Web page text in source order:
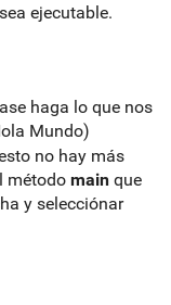
ejecutable.
haga lo que nos
Mundo)
no hay más
método main que
y selecciónar